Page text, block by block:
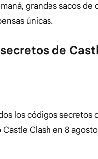
grandes sacos de
únicas.
de
los códigos secretos
Castle Clash en 8